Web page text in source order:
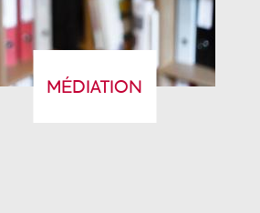
MÉDIATION